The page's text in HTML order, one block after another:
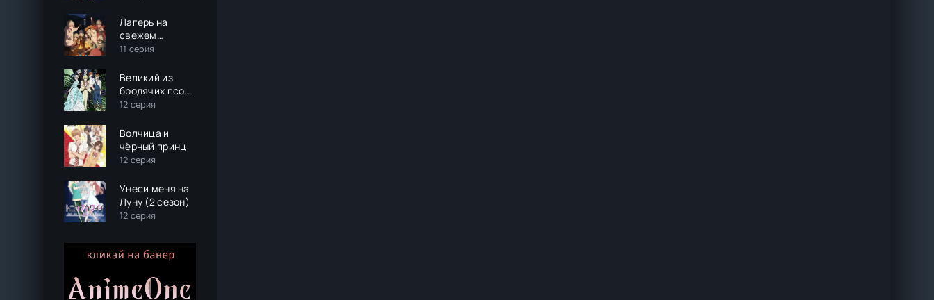
Лагерь на
свежем
воздухе (3
11 серия
Великий из
бродячих псов
(2 сезон)
12 серия
Волчица и
чёрный принц
12 серия
Унеси меня на
Луну (2 сезон)
12 серия